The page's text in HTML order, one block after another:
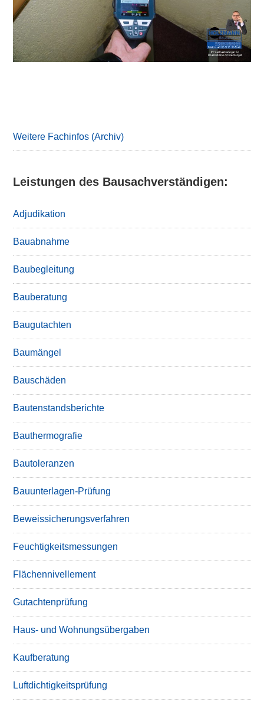
Weitere Fachinfos (Archiv)
Leistungen des Bausachverständigen:
Adjudikation
Bauabnahme
Baubegleitung
Bauberatung
Baugutachten
Baumängel
Bauschäden
Bautenstandsberichte
Bauthermografie
Bautoleranzen
Bauunterlagen-Prüfung
Beweissicherungsverfahren
Feuchtigkeitsmessungen
Flächennivellement
Gutachtenprüfung
Haus- und Wohnungsübergaben
Kaufberatung
Luftdichtigkeitsprüfung